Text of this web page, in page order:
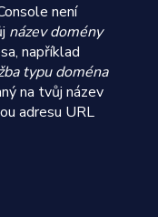
není
název domény
například
typu doména
na tvůj název
adresu URL